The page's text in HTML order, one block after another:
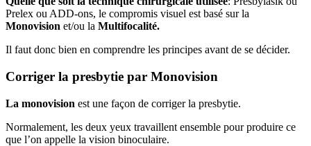
Prelex ou ADD-ons, le compromis visuel est basé sur la
Monovision et/ou la Multifocalité.
Il faut donc bien en comprendre les principes avant de se décider.
Corriger la presbytie par Monovision
La monovision est une façon de corriger la presbytie.
Normalement, les deux yeux travaillent ensemble pour produire ce
que l’on appelle la vision binoculaire.